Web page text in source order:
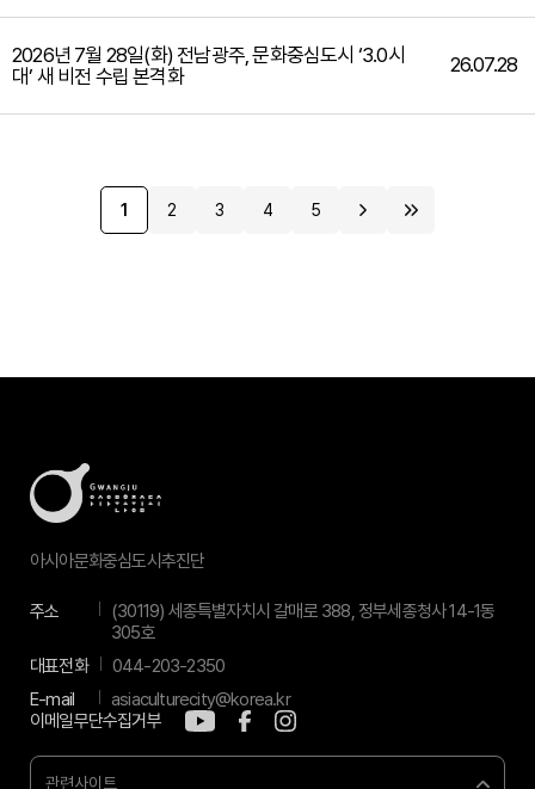
2026년 7월 28일(화) 전남광주, 문화중심도시 ‘3.0시
대’ 새 비전 수립 본격화
26.07.28
1 2 3 4 5
아시아문화중심도시추진단
주소
(30119) 세종특별자치시 갈매로 388, 정부세종청사 14-1동
305호
대표전화
044-203-2350
E-mail
asiaculturecity@korea.kr
이메일무단수집거부
관련사이트